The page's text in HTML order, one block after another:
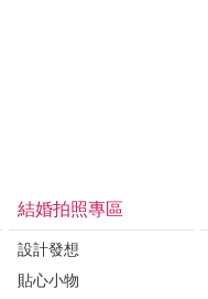
結婚拍照專區
設計發想
貼心小物